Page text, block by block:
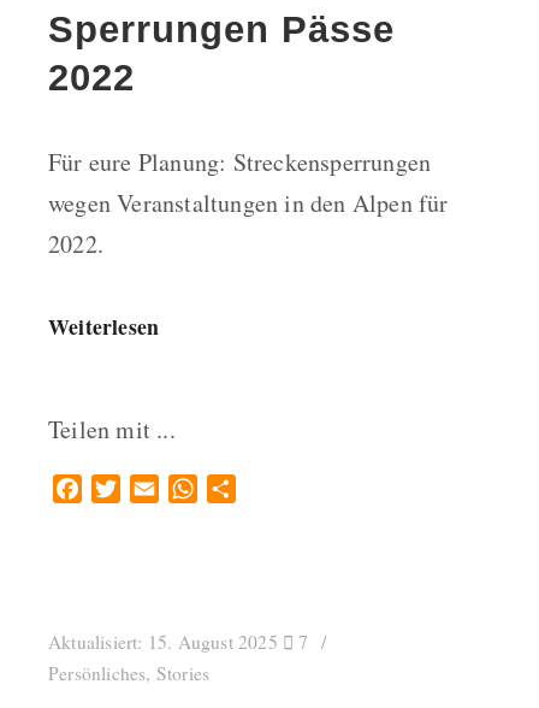
Sperrungen Pässe
2022
Für eure Planung: Streckensperrungen
wegen Veranstaltungen in den Alpen für
2022.
Weiterlesen
Teilen mit ...
FacebookTwitterEmail WhatsApp
Aktualisiert: 15. August 2025
7
Persönliches, Stories